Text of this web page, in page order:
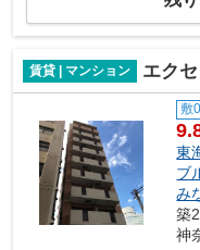
賃貸 | マンション エク
敷0
東
ブ
み
築
神